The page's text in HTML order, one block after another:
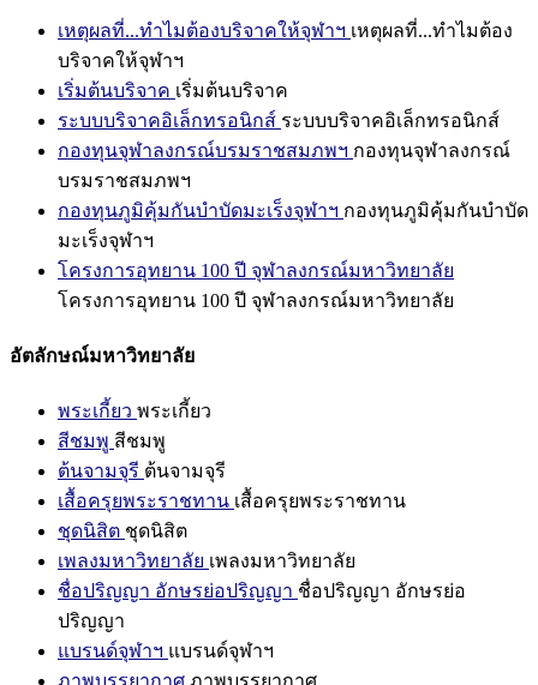
เหตุผลที่...ทำไมต้องบริจาคให้จุฬาฯ เหตุผลที่...ทำไมต้อง
บริจาคให้จุฬาฯ
เริ่มต้นบริจาค เริ่มต้นบริจาค
ระบบบริจาคอิเล็กทรอนิกส์ ระบบบริจาคอิเล็กทรอนิกส์
กองทุนจุฬาลงกรณ์บรมราชสมภพฯ กองทุนจุฬาลงกรณ์
บรมราชสมภพฯ
กองทุนภูมิคุ้มกันบำบัดมะเร็งจุฬาฯ กองทุนภูมิคุ้มกันบำบัด
มะเร็งจุฬาฯ
โครงการอุทยาน 100 ปี จุฬาลงกรณ์มหาวิทยาลัย
โครงการอุทยาน 100 ปี จุฬาลงกรณ์มหาวิทยาลัย
อัตลักษณ์มหาวิทยาลัย
พระเกี้ยว พระเกี้ยว
สีชมพู สีชมพู
ต้นจามจุรี ต้นจามจุรี
เสื้อครุยพระราชทาน เสื้อครุยพระราชทาน
ชุดนิสิต ชุดนิสิต
เพลงมหาวิทยาลัย เพลงมหาวิทยาลัย
ชื่อปริญญา อักษรย่อปริญญา ชื่อปริญญา อักษรย่อ
ปริญญา
แบรนด์จุฬาฯ แบรนด์จุฬาฯ